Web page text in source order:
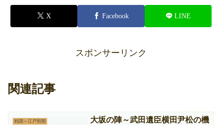
X Facebook LINE
スポンサーリンク
関連記事
戦国～江戸初期
大坂の陣～武田遺臣横田尹松の機